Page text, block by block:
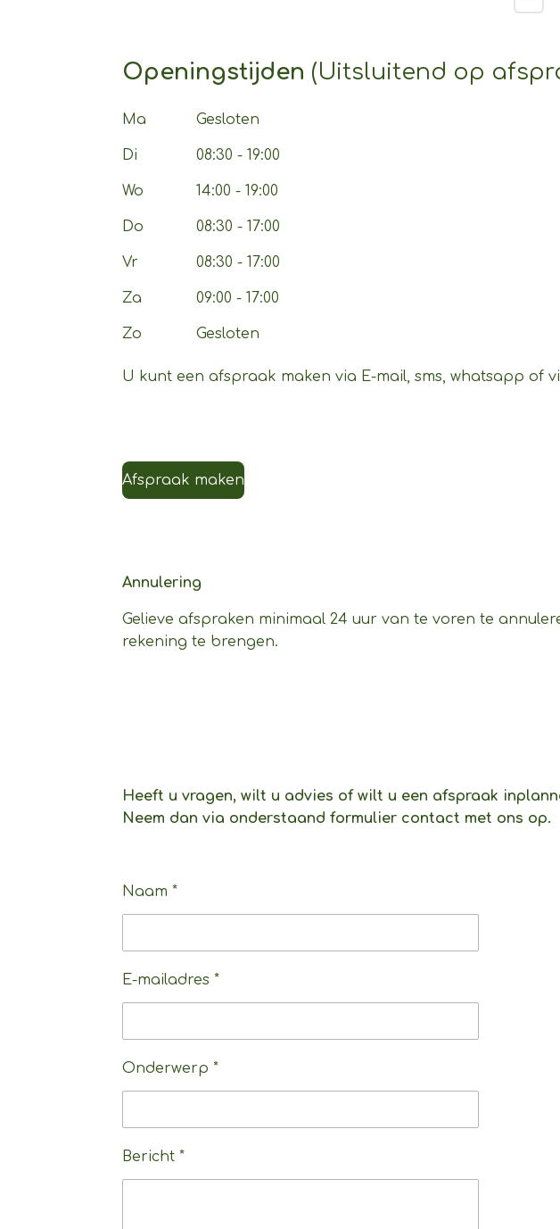
Openingstijden (Uitsluitend op
Ma Gesloten
Di 08:30 - 19:00
Wo 14:00 - 19:00
Do 08:30 - 17:00
Vr 08:30 - 17:00
Za 09:00 - 17:00
Zo Gesloten
U kunt een afspraak maken via E-mail, sms, whatsapp of
Afspraak maken
Annulering
Gelieve afspraken minimaal 24 uur van te voren te
rekening te brengen.
Heeft u vragen, wilt u advies of wilt u een afspraak
Neem dan via onderstaand formulier contact met ons op.
Naam *
E-mailadres *
Onderwerp *
Bericht *